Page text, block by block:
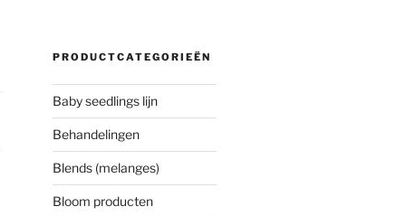
PRODUCTCATEGORIEËN
Baby seedlings lijn
Behandelingen
Blends (melanges)
Bloom producten